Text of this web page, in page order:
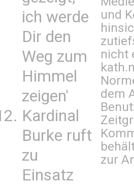
ich werde
Dir den
Weg zum
Himmel
zeigen'
Kardinal
Burke ruft
zu
Einsatz
und
nicht
dem
zur